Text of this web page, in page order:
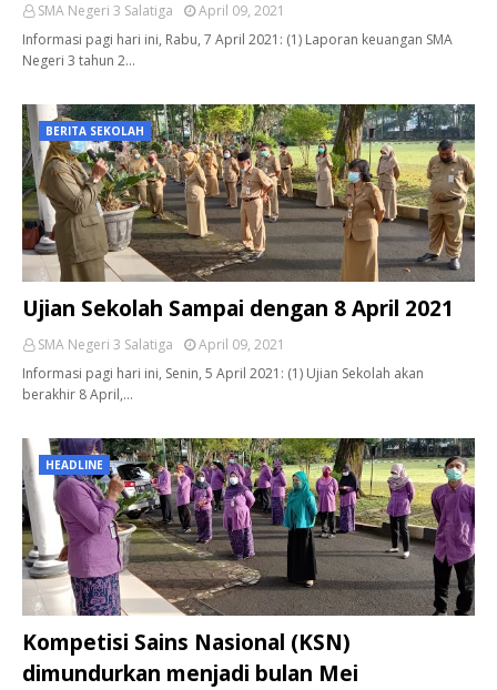
SMA Negeri 3 Salatiga
April 09, 2021
Informasi pagi hari ini, Rabu, 7 April 2021: (1) Laporan keuangan SMA
Negeri 3 tahun 2…
BERITA SEKOLAH
Ujian Sekolah Sampai dengan 8 April 2021
SMA Negeri 3 Salatiga
April 09, 2021
Informasi pagi hari ini, Senin, 5 April 2021: (1) Ujian Sekolah akan
berakhir 8 April,…
HEADLINE
Kompetisi Sains Nasional (KSN)
dimundurkan menjadi bulan Mei